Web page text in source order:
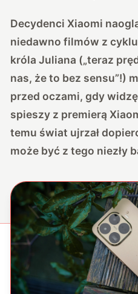
Decydenci Xiaomi
niedawno filmów z
króla Juliana („teraz
nas, że to bez sensu”!)
przed oczami, gdy
spieszy z premierą
temu świat ujrzał
może być z tego niezły